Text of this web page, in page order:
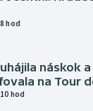
hod
náskok
na Tour
hod